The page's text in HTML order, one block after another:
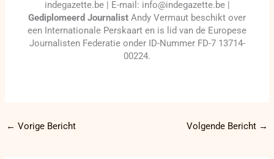
indegazette.be | E-mail: info@indegazette.be |
Gediplomeerd Journalist Andy Vermaut beschikt over
een Internationale Perskaart en is lid van de Europese
Journalisten Federatie onder ID-Nummer FD-7 13714-
00224.
← Vorige Bericht Volgende Bericht →